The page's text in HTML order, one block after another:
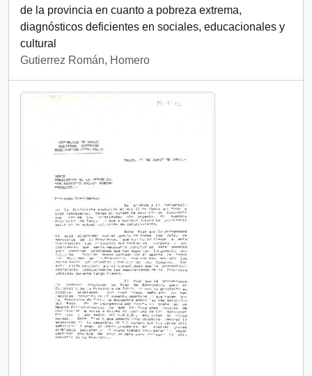
de la provincia en cuanto a pobreza extrema,
diagnósticos deficientes en sociales, educacionales y
cultural
Gutierrez Román, Homero